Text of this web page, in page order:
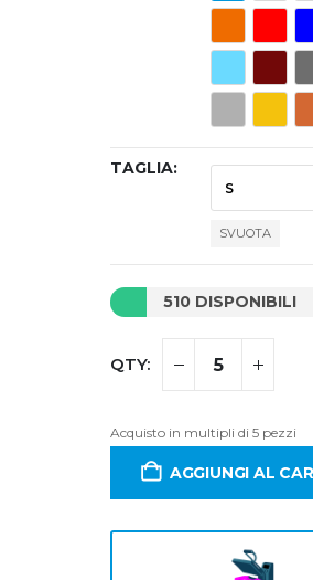
TAGLIA
SVUOTA
510 DISPONIBILI
Acquisto in multipli di 5 pezzi
AGGIUNGI AL